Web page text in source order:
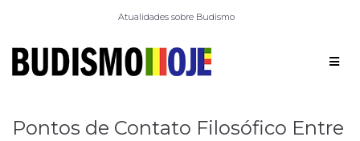
Atualidades sobre Budismo
Pontos de Contato Filosófico Entre